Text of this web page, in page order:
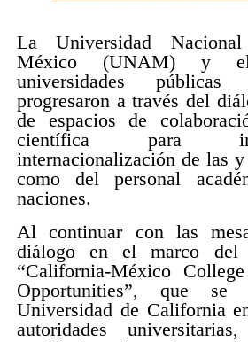
La Universidad
México (UNAM) y
universidades
progresaron a través del
de espacios de
científica para
internacionalización de las
como del personal
naciones.
Al continuar con las
diálogo en el marco del
“California-México
Opportunities”, que
Universidad de California
autoridades